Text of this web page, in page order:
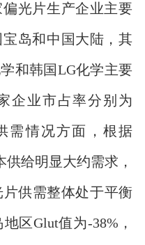
光片生产企业主要
岛和中国大陆，其
和韩国LG化学主要
企业市占率分别为
需情况方面，根据
供给明显大约需求，
片供需整体处于平衡
区Glut值为-38%，